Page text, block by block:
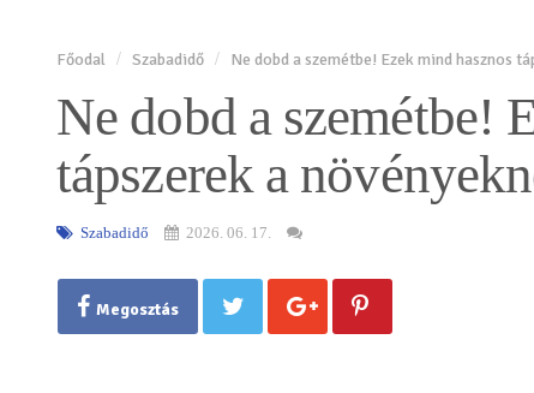
Főodal Szabadidő Ne dobd a szemétbe! Ezek mind hasznos
Ne dobd a szemétbe!
tápszerek a
Szabadidő 2026. 06. 17.
Megosztás